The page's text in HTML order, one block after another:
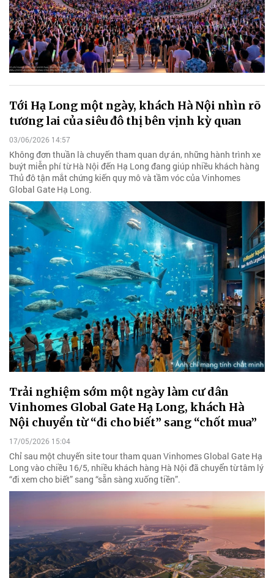
Tới Hạ Long một ngày, khách Hà Nội nhìn rõ
tương lai của siêu đô thị bên vịnh kỳ quan
03/06/2026 14:57
Không đơn thuần là chuyến tham quan dự án, những hành trình xe
buýt miễn phí từ Hà Nội đến Hạ Long đang giúp nhiều khách hàng
Thủ đô tận mắt chứng kiến quy mô và tầm vóc của Vinhomes
Global Gate Hạ Long.
Trải nghiệm sớm một ngày làm cư dân
Vinhomes Global Gate Hạ Long, khách Hà
Nội chuyển từ “đi cho biết” sang “chốt mua”
17/05/2026 15:04
Chỉ sau một chuyến site tour tham quan Vinhomes Global Gate Hạ
Long vào chiều 16/5, nhiều khách hàng Hà Nội đã chuyển từ tâm lý
“đi xem cho biết” sang “sẵn sàng xuống tiền”.